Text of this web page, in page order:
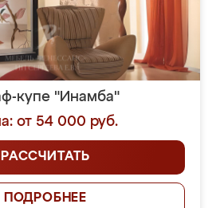
купе "Инамба"
от 54 000 руб.
РАССЧИТАТЬ
ПОДРОБНЕЕ